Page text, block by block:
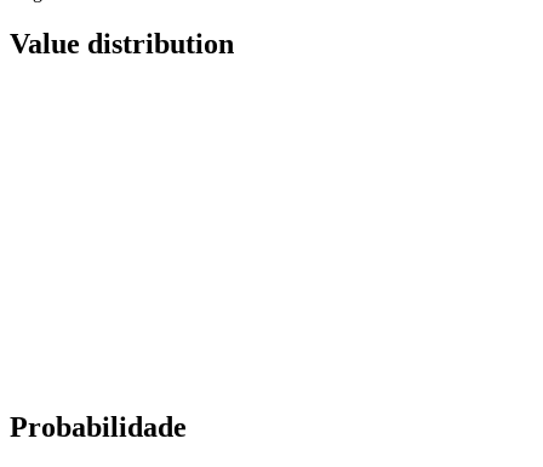
Value distribution
Probabilidade